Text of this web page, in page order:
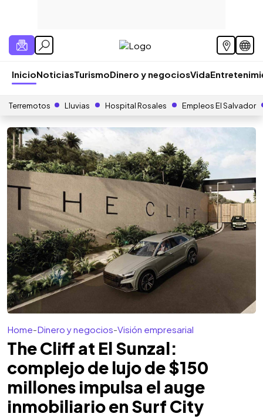
InicioNoticiasTurismoDinero y negociosVida
Terremotos Lluvias Hospital Rosales Empleos El Salvador
Home-Dinero y negocios-Visión empresarial
The Cliff at El Sunzal:
complejo de lujo de $150
millones impulsa el auge
inmobiliario en Surf City